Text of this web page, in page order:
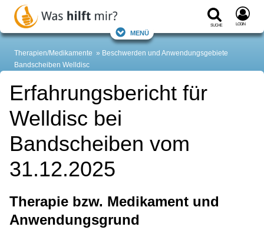
Suche Login
Menü
Therapien/Medikamente
Beschwerden und Anwendungsgebiete
Bandscheiben Welldisc
Erfahrungsbericht für
Welldisc bei
Bandscheiben vom
31.12.2025
Therapie bzw. Medikament und
Anwendungsgrund